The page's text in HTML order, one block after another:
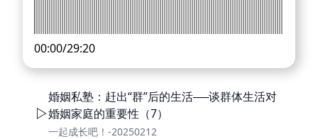
00:00/29:20
婚姻私塾：赶出“群”后的生活──谈群体生活对
婚姻家庭的重要性（7）
一起成长吧！-20250212